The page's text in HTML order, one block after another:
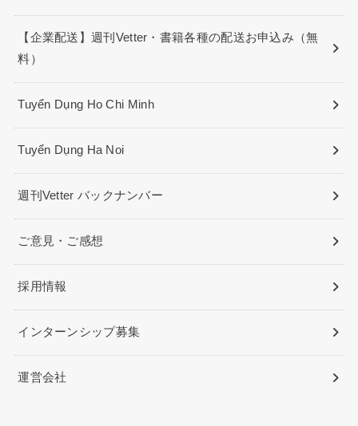
【企業配送】週刊Vetter・書籍各種の配送お申込み（無
料）
Tuyển Dụng Ho Chi Minh
Tuyển Dụng Ha Noi
週刊Vetter バックナンバー
ご意見・ご感想
採用情報
インターンシップ募集
運営会社